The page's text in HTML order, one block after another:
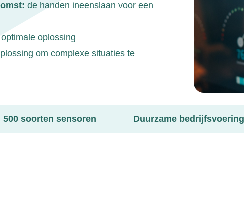
de handen ineenslaan voor een
oplossing
om complexe situaties te
500 soorten sensoren Duurzame bedrijfsvoering